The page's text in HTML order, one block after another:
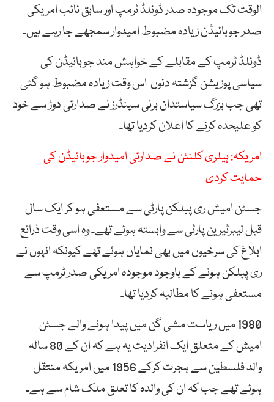
الوقت تک موجودہ صدر ڈونلڈ ٹرمپ اور سابق نائب امریکی
صدر جوبائیڈن زیادہ مضبوط امیدوار سمجھے جا رہے ہیں۔
ڈونلڈ ٹرمپ کے مقابلے کے خواہش مند جوبائیڈن کی
سیاسی پوزیشن گزشتہ دنوں اس وقت زیادہ مضبوط ہو گئی
تھی جب بزرگ سیاستدان برنی سینڈرز نے صدارتی دوڑ سے خود
کو علیحدہ کرنے کا اعلان کردیا تھا۔
امریکہ: ہیلری کلنٹن نے صدارتی امیدوار جوبائیڈن کی
حمایت کردی
جسٹن امیش ری پبلکن پارٹی سے مستعفی ہو کر ایک سال
قبل لیبرٹیرین پارٹی سے وابستہ ہوئے تھے۔ وہ اسی وقت ذرائع
ابلاغ کی سرخیوں میں بھی نمایاں ہوئے تھے کیونکہ انہوں نے
ری پبلکن ہونے کے باوجود موجودہ امریکی صدر ٹرمپ سے
مستعفی ہونے کا مطالبہ کردیا تھا۔
1980 میں ریاست مشی گن میں پیدا ہونے والے جسٹن
امیش کے متعلق ایک انفرادیت یہ ہے کہ ان کے 80 سالہ
والد فلسطین سے ہجرت کرکے 1956 میں امریکہ منتقل
ہوئے تھے جب کہ ان کی والدہ کا تعلق ملک شام سے ہے۔